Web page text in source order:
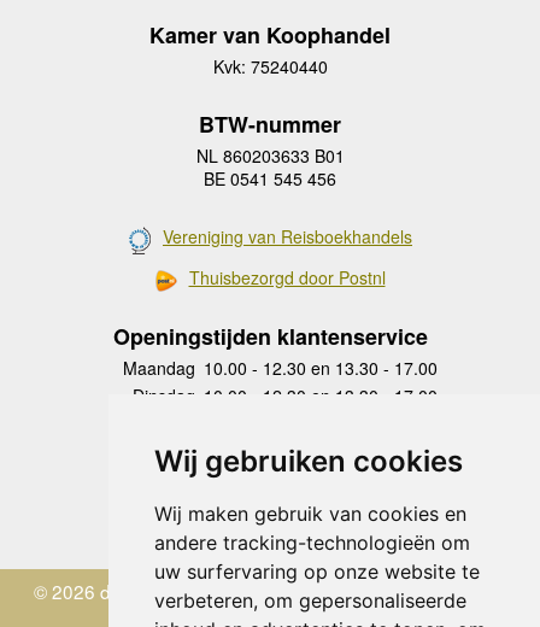
Wij gebruiken cookies
Wij maken gebruik van cookies en
andere tracking-technologieën om
uw surfervaring op onze website te
verbeteren, om gepersonaliseerde
Kamer van Koophandel
Kvk: 75240440
BTW-nummer
NL 860203633 B01
BE 0541 545 456
Vereniging van Reisboekhandels
Thuisbezorgd door Postnl
Openingstijden klantenservice
Maandag 10.00 - 12.30 en 13.30 - 17.00
Dinsdag 10.00 - 12.30 en 13.30 - 17.00
Donderdag
10.00 - 12.30 en 13.30 - 17.00
Vrijdag 10.00 - 12.30 en 13.30 - 17.00
Zaterdag
gesloten
Zondag gesloten
© 2026 de Zwerver